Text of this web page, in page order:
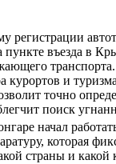
въезда в
транспорта.
курортов и
точно
поиск
начал
которая
страны и